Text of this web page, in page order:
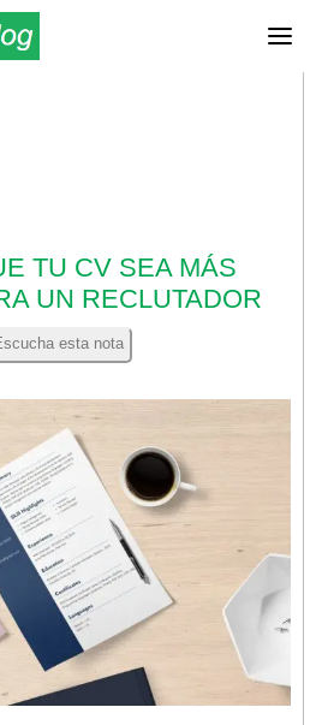
TU CV SEA MÁS
UN RECLUTADOR
esta nota